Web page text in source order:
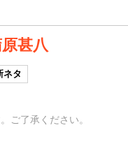
甚八
ネタ
ご了承ください。